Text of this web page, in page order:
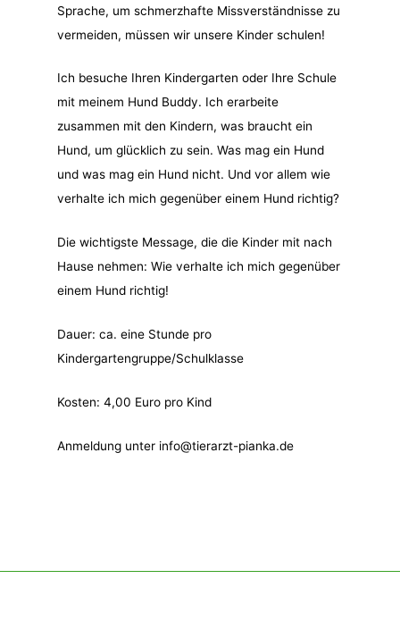
Sprache, um schmerzhafte Missverständnisse zu
vermeiden, müssen wir unsere Kinder schulen!
Ich besuche Ihren Kindergarten oder Ihre Schule
mit meinem Hund Buddy. Ich erarbeite
zusammen mit den Kindern, was braucht ein
Hund, um glücklich zu sein. Was mag ein Hund
und was mag ein Hund nicht. Und vor allem wie
verhalte ich mich gegenüber einem Hund richtig?
Die wichtigste Message, die die Kinder mit nach
Hause nehmen: Wie verhalte ich mich gegenüber
einem Hund richtig!
Dauer: ca. eine Stunde pro
Kindergartengruppe/Schulklasse
Kosten: 4,00 Euro pro Kind
Anmeldung unter info@tierarzt-pianka.de